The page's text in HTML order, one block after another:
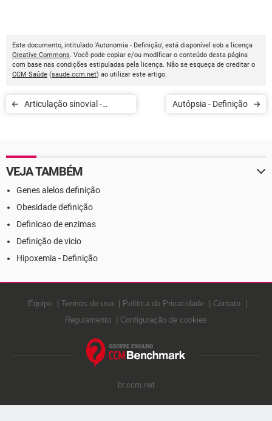
Este documento, intitulado 'Autonomia - Definição', está disponível sob a licença
Creative Commons. Você pode copiar e/ou modificar o conteúdo desta página
com base nas condições estipuladas pela licença. Não se esqueça de creditar o
CCM Saúde (saude.ccm.net) ao utilizar este artigo.
Articulação sinovial -
Autópsia - Definição
VEJA TAMBÉM
Genes alelos definição
Obesidade definição
Definicao de enzimas
Definição de vicio
Hipoxemia - Definição
Equipe Termos de uso Política de Privacidade
Contato
Regulamento
Configuração de cookies
br.ccm.net